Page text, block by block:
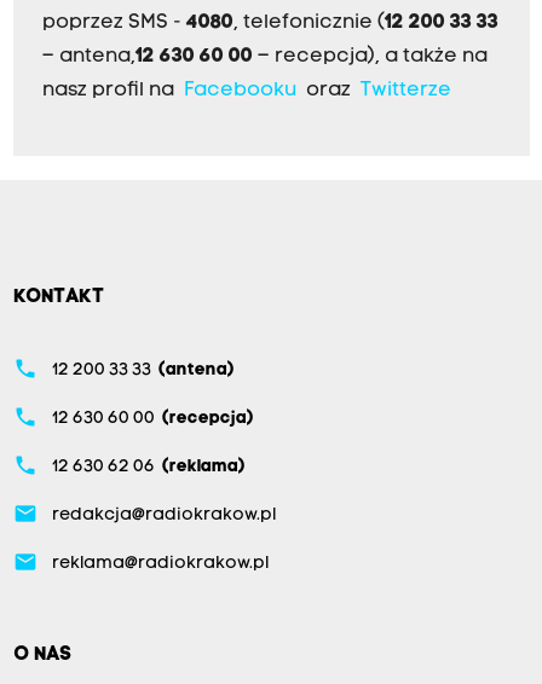
poprzez SMS - 4080, telefonicznie (12 200 33 33
– antena,12 630 60 00 – recepcja), a także na
nasz profil na
Facebookuoraz Twitterze
KONTAKT
phone 12 200 33 33 (antena)
phone 12 630 60 00 (recepcja)
phone 12 630 62 06 (reklama)
email redakcja@radiokrakow.pl
email reklama@radiokrakow.pl
O NAS